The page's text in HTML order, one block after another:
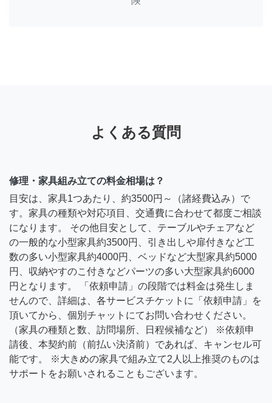
よくある質問
修理・家具組み立ての料金相場は？
目安は、家具1つあたり、約3500円～（諸経費込み）で
す。家具の種類や対応項目、交通費に合わせて都度ご相談
になります。 その他目安として、テーブルやチェアなど
の一般的な小型家具約3500円、引き出しや扉付きなど工
数の多い小型家具約4000円、ベッドなど大型家具約5000
円、収納やすのこ付きなどパーツの多い大型家具約6000
円となります。 「依頼申請」の段階では料金は発生しま
せんので、詳細は、各サービスチケットに「依頼申請」を
頂いてから、個別チャットにてお問い合わせください。
（家具の種類と数、訪問場所、日程候補など） ※依頼申
請後、本契約前（前払い決済前）であれば、キャンセル可
能です。 ※大きめの家具で組み立て2人以上推奨のものは
サポートをお願いされることもございます。